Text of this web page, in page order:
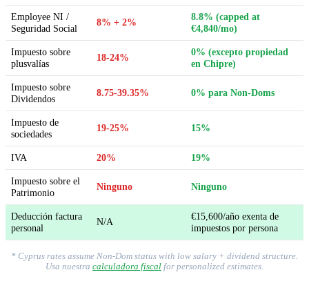
Employee NI /
Seguridad Social
8% + 2%
8.8% (capped at
€4,840/mo)
Impuesto sobre
plusvalías
18-24%
0% (excepto propiedad
en Chipre)
Impuesto sobre
Dividendos
8.75-39.35% 0% para Non-Doms
Impuesto de
sociedades
19-25% 15%
IVA 20% 19%
Impuesto sobre el
Patrimonio
Ninguno Ninguno
Deducción factura
personal
N/A
€15,600/año exenta de
impuestos por persona
* Cyprus rates assume Non-Dom status with low salary + dividend structure.
Usa nuestra calculadora fiscal for personalized estimates.